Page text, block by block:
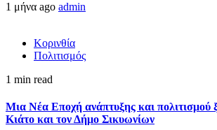
1 μήνα ago admin
Κορινθία
Πολιτισμός
1 min read
Μια Νέα Εποχή ανάπτυξης και πολιτισμού
Κιάτο και τον Δήμο Σικυωνίων